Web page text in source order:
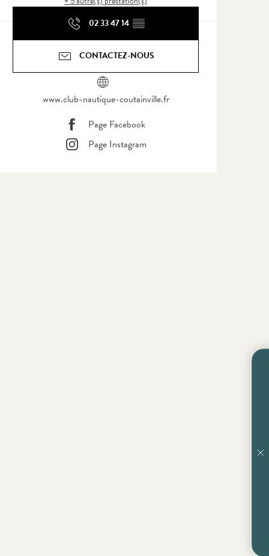
02 33 47 14 ▒▒
CONTACTEZ-NOUS
www.club-nautique-coutainville.fr
Page Facebook
Page Instagram